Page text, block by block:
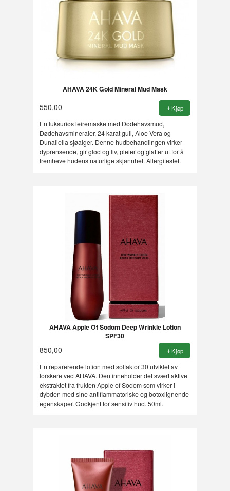
AHAVA 24K Gold Mineral Mud Mask
550,00 Kjøp
En luksuriøs leiremaske med Dødehavsmud,
Dødehavsmineraler, 24 karat gull, Aloe Vera og
Dunaliella sjøalger. Denne hudbehandlingen virker
dyprensende, gir glød og liv, pleier og glatter ut for å
fremheve hudens naturlige skjønnhet. Allergitestet.
AHAVA Apple Of Sodom Deep Wrinkle Lotion
SPF30
850,00 Kjøp
En reparerende lotion med solfaktor 30 utviklet av
forskere ved AHAVA. Den inneholder det svært aktive
ekstraktet fra frukten Apple of Sodom som virker i
dybden med sine antiflammatoriske og botoxlignende
egenskaper. Godkjent for sensitiv hud. 50ml.